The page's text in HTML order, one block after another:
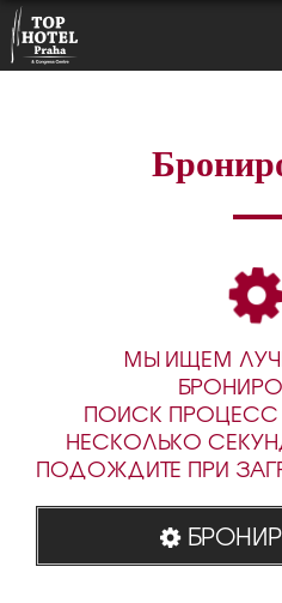
МЫ ИЩЕМ
ПОИСК ПРОЦЕСС
НЕСКОЛЬКО
ПОДОЖДИТЕ ПРИ